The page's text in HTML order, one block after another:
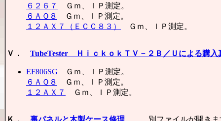
６２６７
Ｇｍ、ＩＰ測定。
６ＡＱ８
Ｇｍ、ＩＰ測定。
１２ＡＸ７（ＥＣＣ８３）
Ｇｍ、ＩＰ測定。
Ｖ． TubeTester ＨｉｃｋｏｋＴＶ－２Ｂ／Ｕによる購入
EF806SG Ｇｍ、ＩＰ測定。
６ＡＱ８
Ｇｍ、ＩＰ測定。
１２ＡＸ７
Ｇｍ、ＩＰ測定。
Ｋ． 裏パネルと木製ケース修理 別ファイルが開きま